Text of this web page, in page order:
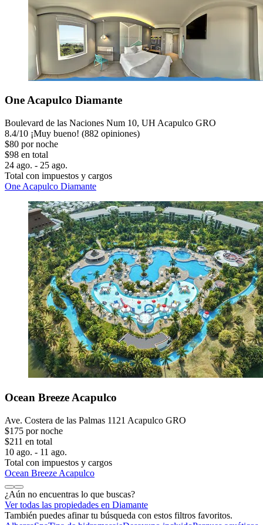
One Acapulco Diamante
Boulevard de las Naciones Num 10, UH Acapulco GRO
8.4/10 ¡Muy bueno! (882 opiniones)
$80 por noche
$98 en total
24 ago. - 25 ago.
Total con impuestos y cargos
One Acapulco Diamante
Ocean Breeze Acapulco
Ave. Costera de las Palmas 1121 Acapulco GRO
$175 por noche
$211 en total
10 ago. - 11 ago.
Total con impuestos y cargos
Ocean Breeze Acapulco
¿Aún no encuentras lo que buscas?
Ver todas las propiedades en Diamante
También puedes afinar tu búsqueda con estos filtros favoritos.